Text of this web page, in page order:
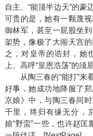
自主、“能顶半边天”的豪
可贵的是，她有一颗蔑
御林军，甚至一屁股坐
架势，像极了大闹天宫
之，对皇帝的诰封，她
上、高呼“皇恩浩荡”的须
从陶三春的“能打”来
好事，她成功地降服了
京娘》中，与陶三春同
千里，终归有缘无分，
娘“野蛮”一些，也许赵匡